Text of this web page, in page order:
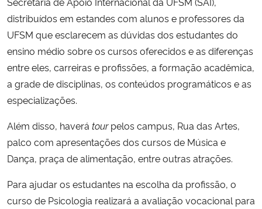
distribuídos em estandes com alunos e professores da
UFSM que esclarecem as dúvidas dos estudantes do
ensino médio sobre os cursos oferecidos e as diferenças
entre eles, carreiras e profissões, a formação acadêmica,
a grade de disciplinas, os conteúdos programáticos e as
especializações.
Além disso, haverá tourpelos campus, Rua das Artes,
palco com apresentações dos cursos de Música e
Dança, praça de alimentação, entre outras atrações.
Para ajudar os estudantes na escolha da profissão, o
curso de Psicologia realizará a avaliação vocacional para